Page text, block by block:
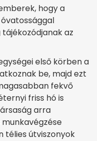
hogy a
az
első körben a
be, majd ezt
fekvő
friss hó is
arra
télies útviszonyok